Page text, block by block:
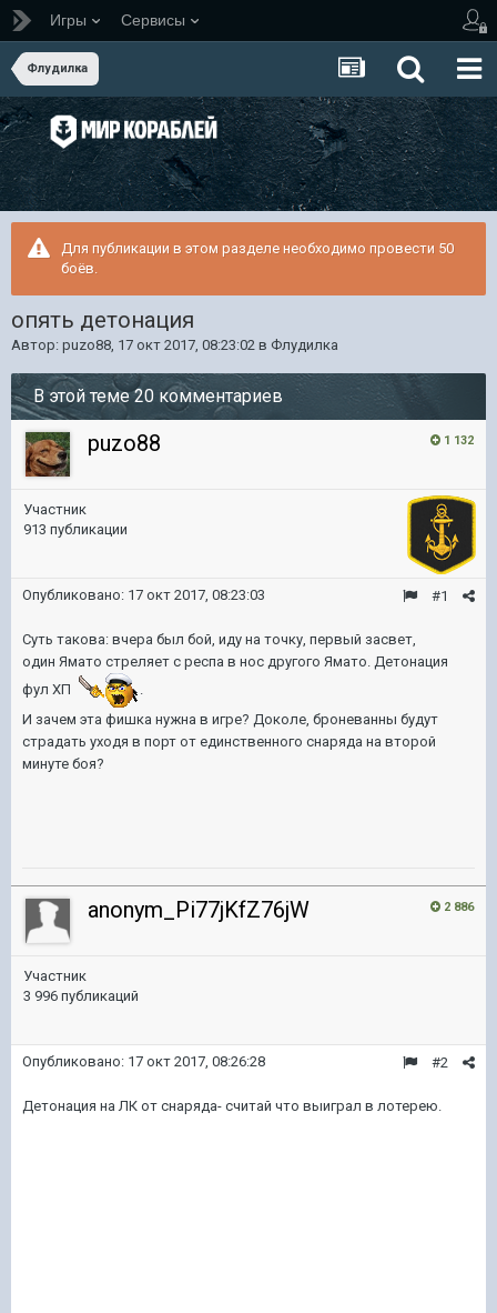
Игры Сервисы
Флудилка
Для публикации в этом разделе необходимо провести 50
боёв.
опять детонация
Автор: puzo88, 17 окт 2017, 08:23:02 в Флудилка
В этой теме 20 комментариев
1 132
puzo88
Участник
913 публикации
#1
Опубликовано: 17 окт 2017, 08:23:03
Суть такова: вчера был бой, иду на точку, первый засвет,
один Ямато стреляет с респа в нос другого Ямато. Детонация
фул ХП
.
И зачем эта фишка нужна в игре? Доколе, броневанны будут
страдать уходя в порт от единственного снаряда на второй
минуте боя?
2 886
anonym_Pi77jKfZ76jW
Участник
3 996 публикаций
#2
Опубликовано: 17 окт 2017, 08:26:28
Детонация на ЛК от снаряда- считай что выиграл в лотерею.